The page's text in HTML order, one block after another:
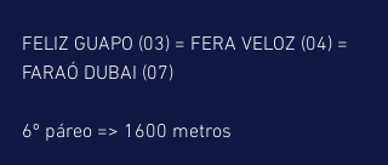
FELIZ GUAPO (03) = FERA VELOZ (04) =
FARAÓ DUBAI (07)
6º páreo => 1600 metros